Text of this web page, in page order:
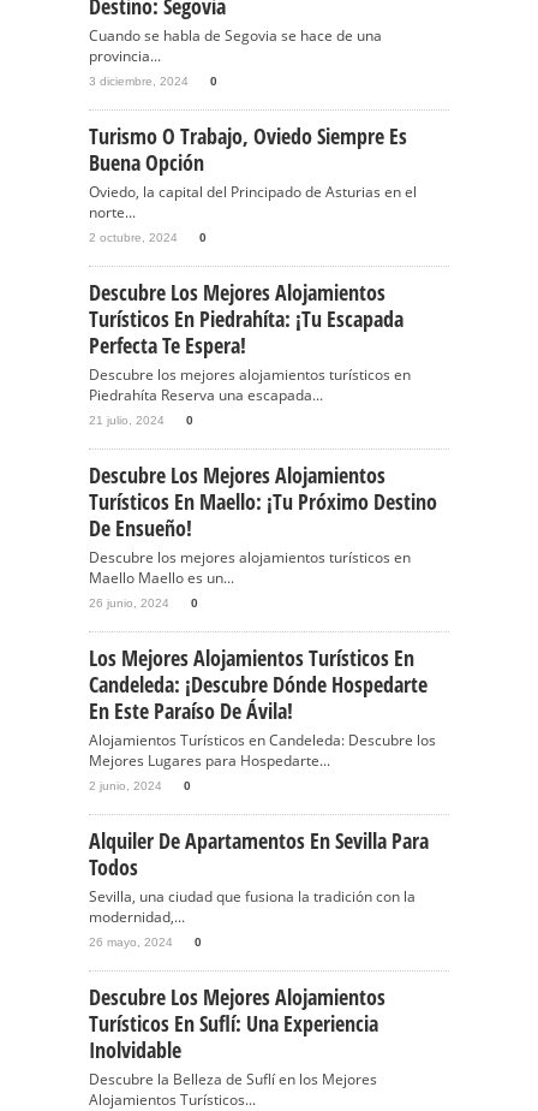
Destino: Segovia
Cuando se habla de Segovia se hace de una
provincia...
3 diciembre, 2024 0
Turismo O Trabajo, Oviedo Siempre Es
Buena Opción
Oviedo, la capital del Principado de Asturias en el
norte...
2 octubre, 2024 0
Descubre Los Mejores Alojamientos
Turísticos En Piedrahíta: ¡Tu Escapada
Perfecta Te Espera!
Descubre los mejores alojamientos turísticos en
Piedrahíta Reserva una escapada...
21 julio, 2024 0
Descubre Los Mejores Alojamientos
Turísticos En Maello: ¡Tu Próximo Destino
De Ensueño!
Descubre los mejores alojamientos turísticos en
Maello Maello es un...
26 junio, 2024 0
Los Mejores Alojamientos Turísticos En
Candeleda: ¡Descubre Dónde Hospedarte
En Este Paraíso De Ávila!
Alojamientos Turísticos en Candeleda: Descubre los
Mejores Lugares para Hospedarte...
2 junio, 2024 0
Alquiler De Apartamentos En Sevilla Para
Todos
Sevilla, una ciudad que fusiona la tradición con la
modernidad,...
26 mayo, 2024 0
Descubre Los Mejores Alojamientos
Turísticos En Suflí: Una Experiencia
Inolvidable
Descubre la Belleza de Suflí en los Mejores
Alojamientos Turísticos...